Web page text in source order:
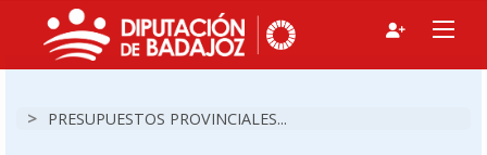
> PRESUPUESTOS PROVINCIALES...